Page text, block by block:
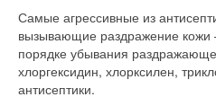
Самые агрессивные из
вызывающие раздражение
порядке убывания
хлоргексидин, хлорксилен,
антисептики.